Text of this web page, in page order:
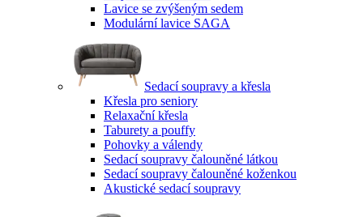
Lavice se zvýšeným sedem
Modulární lavice SAGA
Sedací soupravy a křesla
Křesla pro seniory
Relaxační křesla
Taburety a pouffy
Pohovky a válendy
Sedací soupravy čalouněné látkou
Sedací soupravy čalouněné koženkou
Akustické sedací soupravy